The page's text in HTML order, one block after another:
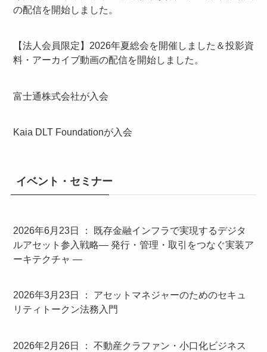
の配信を開始しました。
【法人会員限定】2026年夏総会を開催しました＆投影資
料・アーカイブ動画の配信を開始しました。
富士通株式会社が入会
Kaia DLT Foundationが入会
イベント・セミナー
2026年6月23日 ： 既存金融インフラで実現するデジタ
ルアセット参入戦略― 発行・管理・取引をつなぐ実装ア
ーキテクチャ ―
2026年3月23日 ： アセットマネジャーのためのセキュ
リティトークン法務入門
2026年2月26日 ： 不動産クラファン・小口化ビジネス